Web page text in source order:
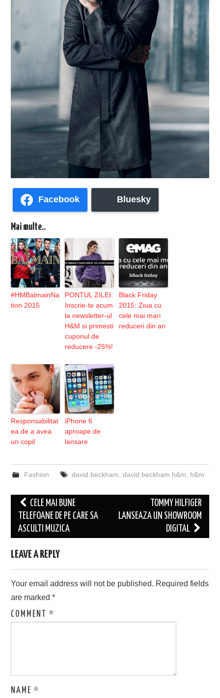
Facebook Bluesky
Mai multe..
#HMBalmainNa
tion 2015
PONTUL ZILEI:
Inscrie-te acum
la newsletter-ul
H&M si primesti
cuponul de
reducere -25%!
Black Friday
2015: Ziua cu
cele mai mari
reduceri din an
Responsabilitat
ea de a avea
un copil
iPhone 6
aproape de
lansare
Fashion david beckham david beckham h&m h&m
Post
navigation
CELE MAI BUNE
TELEFOANE DE PE CARE SA
ASCULTI MUZICA
TOMMY HILFIGER
LANSEAZA UN SHOWROOM
DIGITAL
LEAVE A REPLY
Your email address will not be published. Required fields
are marked*
COMMENT*
NAME*